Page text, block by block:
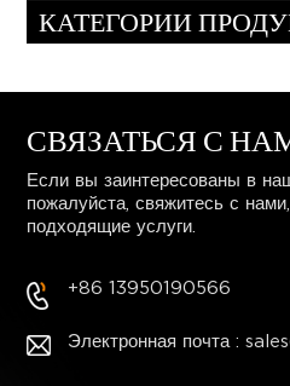
КАТЕГОРИИ
СВЯЗАТЬСЯ С
Если вы заинтересованы в
пожалуйста, свяжитесь с
подходящие услуги.
+86 13950190566
Электронная почта :